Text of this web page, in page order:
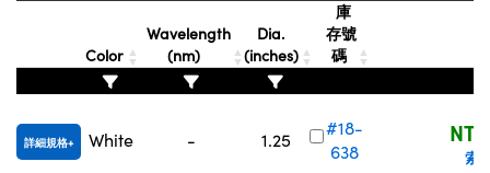
Color
Wavelength
(nm)
Dia.
(inches)
庫
存號
碼
詳細規格 White - 1.25
#18-
638
索